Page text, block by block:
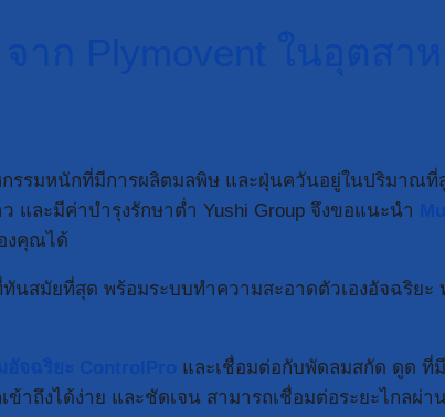
รรมหนักที่มีการผลิตมลพิษ และฝุ่นควันอยู่ในปริมาณ
และมีค่าบำรุงรักษาต่ำ Yushi Group จึงขอแนะนำ
งคุณได้
นสมัยที่สุด พร้อมระบบทำความสะอาดตัวเองอัจฉริย
และเชื่อมต่อกับพัดลมสกัด ดูด
าถึงได้ง่าย และชัดเจน สามารถเชื่อมต่อระยะไกล